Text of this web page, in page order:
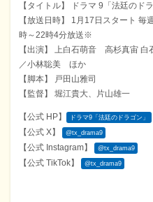
【タイトル】 ドラマ 9「法廷のドラ
【放送日時】 1月17日スタート
時～22時4分放送※
【出演】 上白石萌音 高杉真宙 白
／小林聡美 ほか
【脚本】 戸田山雅司
【監督】 堀江貴大、片山雄一
【公式 HP】 ドラマ9「法廷のドラゴン」
【公式 X】 @tx_drama9
【公式 Instagram】 @tx_drama9
【公式 TikTok】 @tx_drama9